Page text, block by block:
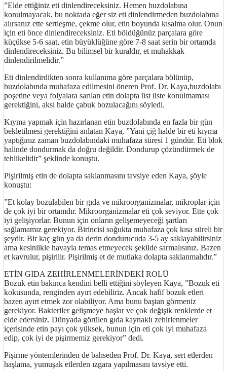
”Elde ettiğiniz eti dinlendireceksiniz. Hemen buzdolabına
konulmayacak, bu noktada eğer siz eti dinlendirmeden buzdolabına
alırsanız ette sertleşme, çekme olur, etin boyunda kısalma olur. Onun
için eti önce dinlendireceksiniz. Eti böldüğünüz parçalara göre
küçükse 5-6 saat, etin büyüklüğüne göre 7-8 saat serin bir ortamda
dinlendireceksiniz. Bu bilimsel bir kuraldır, et muhakkak
dinlendirilmelidir.”
Eti dinlendirdikten sonra kullanıma göre parçalara bölünüp,
buzdolabında muhafaza edilmesini öneren Prof. Dr. Kaya,buzdolabı
poşetine veya folyalara sarılan etin dolapta üst üste konulmaması
gerektiğini, aksi halde çabuk bozulacağını söyledi.
Kıyma yapmak için hazırlanan etin buzdolabında en fazla bir gün
bekletilmesi gerektiğini anlatan Kaya, ”Yani çiğ halde bir eti kıyma
yaptığınız zaman buzdolabındaki muhafaza süresi 1 gündür. Eti blok
halinde dondurmak da doğru değildir. Dondurup çözündürmek de
tehlikelidir” şeklinde konuştu.
Pişirilmiş etin de dolapta saklanmasını tavsiye eden Kaya, şöyle
konuştu:
”Et kolay bozulabilen bir gıda ve mikroorganizmalar, mikroplar için
de çok iyi bir ortamdır. Mikroorganizmalar eti çok seviyor. Ette çok
iyi gelişiyorlar. Bunun için onların gelişemeyeceği şartları
sağlamamız gerekiyor. Birincisi soğukta muhafaza çok kısa süreli bir
şeydir. Bir kaç gün ya da derin dondurucuda 3-5 ay saklayabilirsiniz
ama kesinlikle havayla temas etmeyecek şekilde sarmalısınız. Bazen
et kavrulur, pişirilir. Pişirilmiş et de mutlaka dolapta saklanmalıdır.”
ETİN GIDA ZEHİRLENMELERİNDEKİ ROLÜ
Bozuk etin bakınca kendini belli ettiğini söyleyen Kaya, ”Bozuk eti
kokusunda, renginden ayırt edebiliriz. Ancak hafif bozuk etleri
bazen ayırt etmek zor olabiliyor. Ama bunu baştan görmeniz
gerekiyor. Bakteriler gelişmeye başlar ve çok değişik renklerde et
elde edersiniz. Dünyada görülen gıda kaynaklı zehirlenmeler
içerisinde etin payı çok yüksek, bunun için eti çok iyi muhafaza
edip, çok iyi de pişirmemiz gerekiyor” dedi.
Pişirme yöntemlerinden de bahseden Prof. Dr. Kaya, sert etlerden
haşlama, yumuşak etlerden ızgara yapılmasını tavsiye etti.